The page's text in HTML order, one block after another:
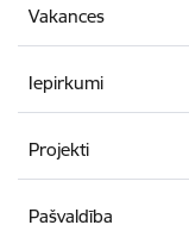
Vakances
Iepirkumi
Projekti
Pašvaldība